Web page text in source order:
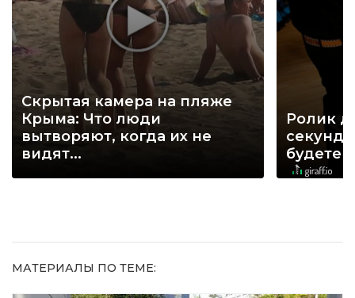
Скрытая камера на пляже
Крыма: Что люди
вытворяют, когда их не
видят...
Ролик
секунд,
будете
МАТЕРИАЛЫ ПО ТЕМЕ: